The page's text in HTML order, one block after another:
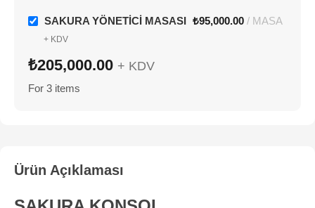
SAKURA YÖNETİCİ MASASI ₺95,000.00 MASA
+ KDV
₺205,000.00 + KDV
For 3 items
Ürün Açıklaması